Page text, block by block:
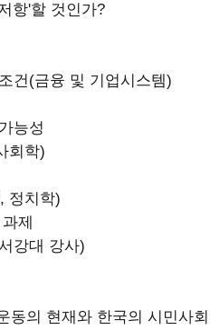
항'할 것인가?
건(금융 및 기업시스템)
능성
회학)
정치학)
제
강대 강사)
동의 현재와 한국의 시민사회